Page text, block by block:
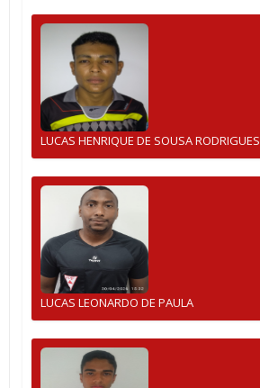
LUCAS HENRIQUE DE SOUSA RODRIGUES
LUCAS LEONARDO DE PAULA